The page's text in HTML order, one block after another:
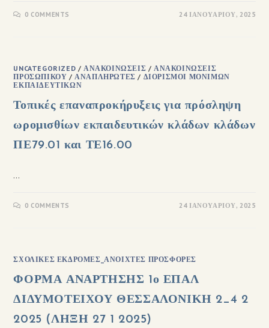
0 COMMENTS 24 ΙΑΝΟΥΑΡΊΟΥ, 2025
UNCATEGORIZED /ΑΝΑΚΟΙΝΏΣΕΙΣ /ΑΝΑΚΟΙΝΏΣΕΙΣ
ΠΡΟΣΩΠΙΚΟΎ /ΑΝΑΠΛΗΡΩΤΈΣ / ΔΙΟΡΙΣΜΟΊ ΜΟΝΊΜΩΝ
ΕΚΠΑΙΔΕΥΤΙΚΏΝ
Τοπικές επαναπροκήρυξεις για πρόσληψη
ωρομισθίων εκπαιδευτικών κλάδων κλάδων
ΠΕ79.01 και ΤΕ16.00
…
0 COMMENTS 24 ΙΑΝΟΥΑΡΊΟΥ, 2025
ΣΧΟΛΙΚΈΣ ΕΚΔΡΟΜΈΣ_ΑΝΟΙΧΤΈΣ ΠΡΟΣΦΟΡΈΣ
ΦΟΡΜΑ ΑΝΑΡΤΗΣΗΣ 1ο ΕΠΑΛ
ΔΙΔΥΜΟΤΕΙΧΟΥ ΘΕΣΣΑΛΟΝΙΚΗ 2_4 2
2025 (ΛΗΞΗ 27 1 2025)